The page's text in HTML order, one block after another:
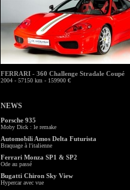
FERRARI - 360 Challenge Stradale Coupé
2004 - 57150 km - 159900 €
NEWS
Porsche 935
Moby Dick : le remake
Automobili Amos Delta Futurista
Braquage à l'italienne
Ferrari Monza SP1 & SP2
Ode au passé
Bugatti Chiron Sky View
Hypercar avec vue